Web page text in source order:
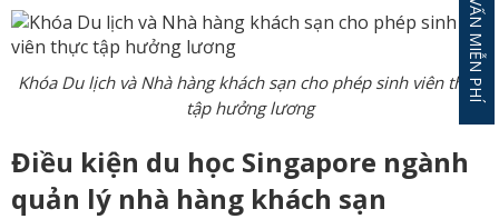
Khóa Du lịch và Nhà hàng khách sạn cho phép sinh viên thực
tập hưởng lương
Điều kiện du học Singapore ngành
quản lý nhà hàng khách sạn